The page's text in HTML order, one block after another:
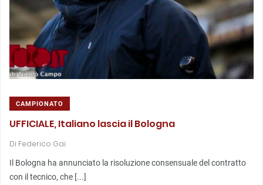
CAMPIONATO
UFFICIALE, Italiano lascia il Bologna
Di Federico Gai
Il Bologna ha annunciato la risoluzione consensuale del contratto
con il tecnico, che [...]